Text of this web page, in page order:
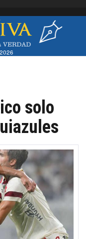
solo